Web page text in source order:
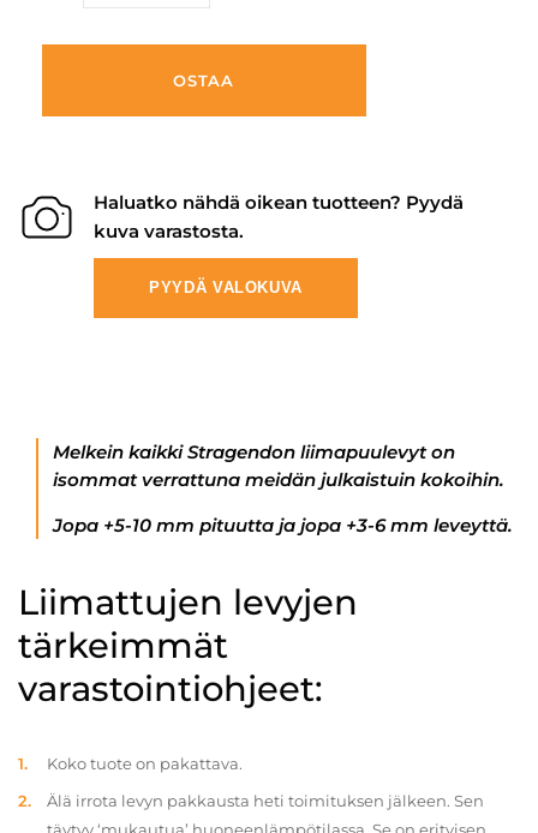
OSTAA
Haluatko nähdä oikean tuotteen? Pyydä
kuva varastosta.
PYYDÄ VALOKUVA
Melkein kaikki Stragendon liimapuulevyt on
isommat verrattuna meidän julkaistuin kokoihin.
Jopa +5-10 mm pituutta ja jopa +3-6 mm leveyttä.
Liimattujen levyjen
tärkeimmät
varastointiohjeet:
Koko tuote on pakattava.
Älä irrota levyn pakkausta heti toimituksen jälkeen. Sen